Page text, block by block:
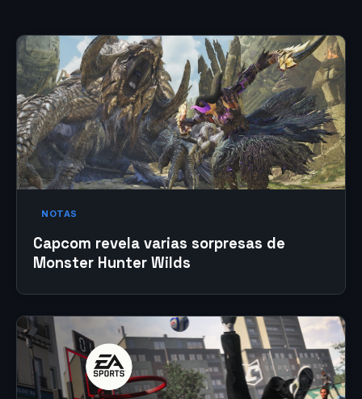
NOTAS
Capcom revela varias sorpresas de
Monster Hunter Wilds